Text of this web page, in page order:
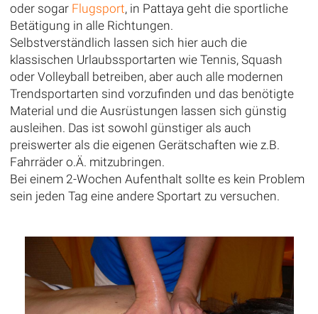
oder sogar Flugsport, in Pattaya geht die sportliche
Betätigung in alle Richtungen.
Selbstverständlich lassen sich hier auch die
klassischen Urlaubssportarten wie Tennis, Squash
oder Volleyball betreiben, aber auch alle modernen
Trendsportarten sind vorzufinden und das benötigte
Material und die Ausrüstungen lassen sich günstig
ausleihen. Das ist sowohl günstiger als auch
preiswerter als die eigenen Gerätschaften wie z.B.
Fahrräder o.Ä. mitzubringen.
Bei einem 2-Wochen Aufenthalt sollte es kein Problem
sein jeden Tag eine andere Sportart zu versuchen.